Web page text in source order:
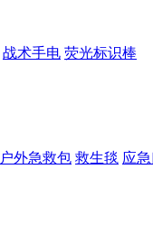
战术手电 荧光标识棒
户外急救包 救生毯 应